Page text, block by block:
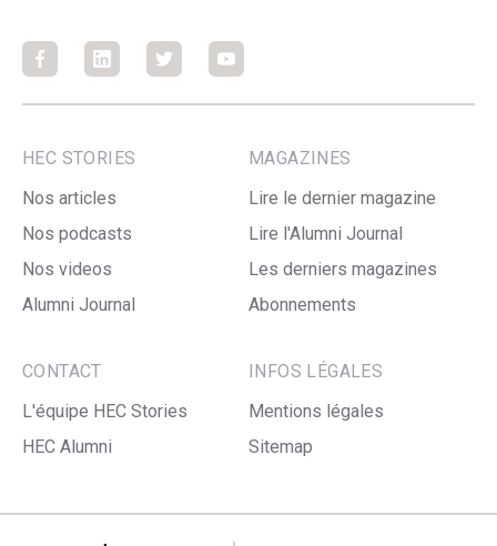
FacebookFacebookFacebookFacebook
HEC STORIES
Nos articles
Nos podcasts
Nos videos
Alumni Journal
MAGAZINES
Lire le dernier magazine
Lire l'Alumni Journal
Les derniers magazines
Abonnements
CONTACT
L'équipe HEC Stories
HEC Alumni
INFOS LÉGALES
Mentions légales
Sitemap